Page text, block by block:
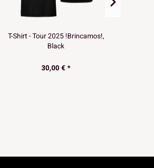
T-Shirt - Tour 2025 !Brincamos!,
Black
30,00 € *